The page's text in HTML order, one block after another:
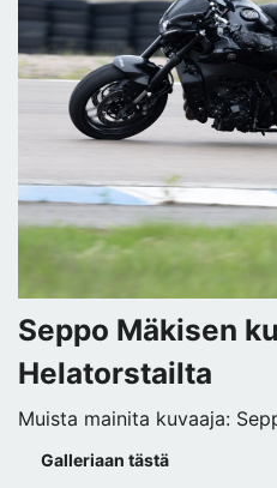
Seppo Mäkisen
Helatorstailta
Muista mainita kuvaaja:
Galleriaan tästä